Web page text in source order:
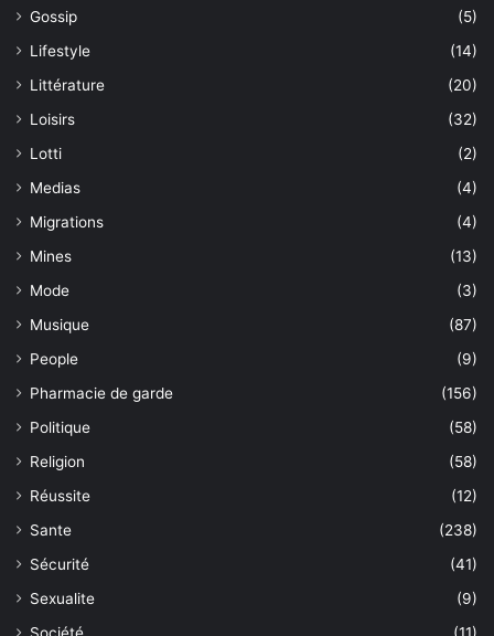
Gossip
(5)
Lifestyle
(14)
Littérature
(20)
Loisirs
(32)
Lotti
(2)
Medias
(4)
Migrations
(4)
Mines
(13)
Mode
(3)
Musique
(87)
People
(9)
Pharmacie de garde
(156)
Politique
(58)
Religion
(58)
Réussite
(12)
Sante
(238)
Sécurité
(41)
Sexualite
(9)